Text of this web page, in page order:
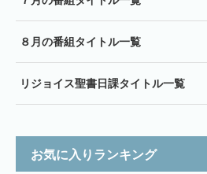
８月の番組タイトル一覧
リジョイス聖書日課タイトル一覧
お気に入りランキング